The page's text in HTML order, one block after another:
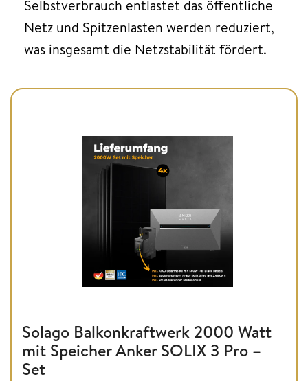
Selbstverbrauch entlastet das öffentliche
Netz und Spitzenlasten werden reduziert,
was insgesamt die Netzstabilität fördert.
Solago Balkonkraftwerk 2000 Watt
mit Speicher Anker SOLIX 3 Pro –
Set